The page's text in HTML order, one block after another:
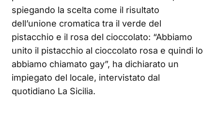
spiegando la scelta come il risultato
dell’unione cromatica tra il verde del
pistacchio e il rosa del cioccolato: “Abbiamo
unito il pistacchio al cioccolato rosa e quindi lo
abbiamo chiamato gay”, ha dichiarato un
impiegato del locale, intervistato dal
quotidiano La Sicilia.